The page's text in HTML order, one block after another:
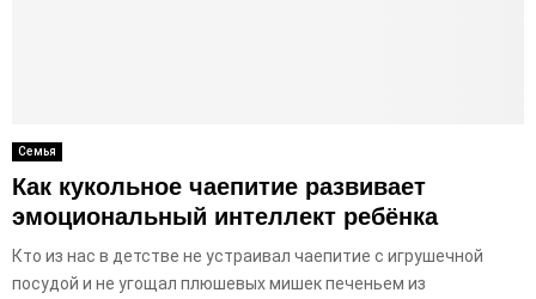
Семья
Как кукольное чаепитие развивает
эмоциональный интеллект ребёнка
Кто из нас в детстве не устраивал чаепитие с игрушечной
посудой и не угощал плюшевых мишек печеньем из